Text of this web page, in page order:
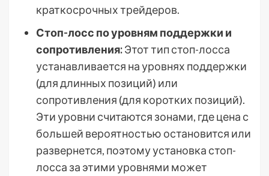
краткосрочных трейдеров.
Стоп-лосс по уровням поддержки и
сопротивления:Этот тип стоп-лосса
устанавливается на уровнях поддержки
(для длинных позиций) или
сопротивления (для коротких позиций).
Эти уровни считаются зонами, где цена с
большей вероятностью остановится или
развернется, поэтому установка стоп-
лосса за этими уровнями может